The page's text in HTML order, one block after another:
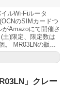
ルWi-Fiルータ
のSIMカードつ
Amazoにて開催さ
土)限定、限定数は
。 MR03LNの販...
」クレー